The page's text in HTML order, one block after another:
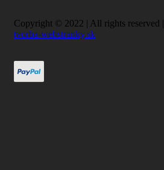
Copyright © 2022 | All rights reserved |
tvorba-webstranky.sk